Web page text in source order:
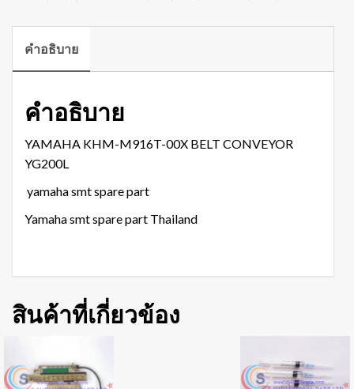
คำอธิบาย
คำอธิบาย
YAMAHA KHM-M916T-00X BELT CONVEYOR
YG200L
yamaha smt spare part
Yamaha smt spare part Thailand
สินค้าที่เกี่ยวข้อง